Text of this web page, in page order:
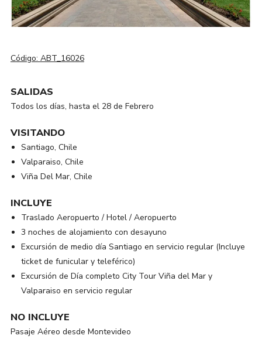
Código: ABT_16026
SALIDAS
Todos los días, hasta el 28 de Febrero
VISITANDO
Santiago, Chile
Valparaiso, Chile
Viña Del Mar, Chile
INCLUYE
Traslado Aeropuerto / Hotel / Aeropuerto
3 noches de alojamiento con desayuno
Excursión de medio día Santiago en servicio regular (Incluye
ticket de funicular y teleférico)
Excursión de Día completo City Tour Viña del Mar y
Valparaiso en servicio regular
NO INCLUYE
Pasaje Aéreo desde Montevideo